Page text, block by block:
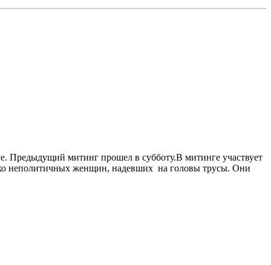
Предыдущий митинг прошел в субботу.В митинге участвует
неполитичных женщин, надевших на головы трусы. Они